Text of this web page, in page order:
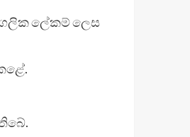
ලේකම් ලෙස